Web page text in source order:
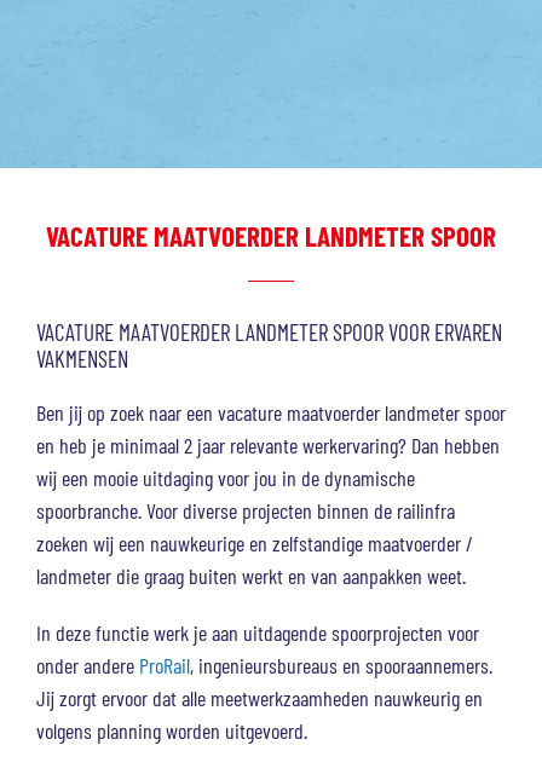
VACATURE MAATVOERDER LANDMETER SPOOR
VACATURE MAATVOERDER LANDMETER SPOOR VOOR ERVAREN
VAKMENSEN
Ben jij op zoek naar een vacature maatvoerder landmeter spoor
en heb je minimaal 2 jaar relevante werkervaring? Dan hebben
wij een mooie uitdaging voor jou in de dynamische
spoorbranche. Voor diverse projecten binnen de railinfra
zoeken wij een nauwkeurige en zelfstandige maatvoerder /
landmeter die graag buiten werkt en van aanpakken weet.
In deze functie werk je aan uitdagende spoorprojecten voor
onder andere ProRail, ingenieursbureaus en spooraannemers.
Jij zorgt ervoor dat alle meetwerkzaamheden nauwkeurig en
volgens planning worden uitgevoerd.